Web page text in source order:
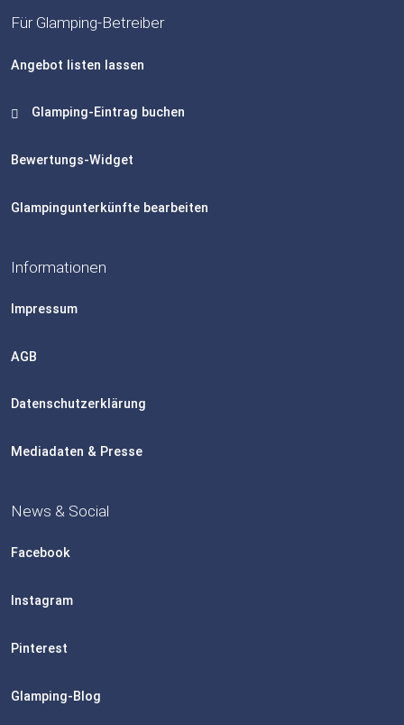
Für Glamping-Betreiber
Angebot listen lassen
Glamping-Eintrag buchen
Bewertungs-Widget
Glampingunterkünfte bearbeiten
Informationen
Impressum
AGB
Datenschutzerklärung
Mediadaten & Presse
News & Social
Facebook
Instagram
Pinterest
Glamping-Blog